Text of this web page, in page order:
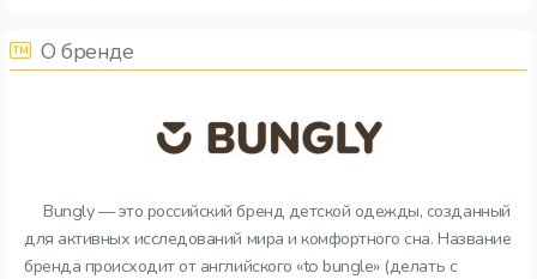
О бренде
Bungly — это российский бренд детской одежды, созданный
для активных исследований мира и комфортного сна. Название
бренда происходит от английского «to bungle» (делать с